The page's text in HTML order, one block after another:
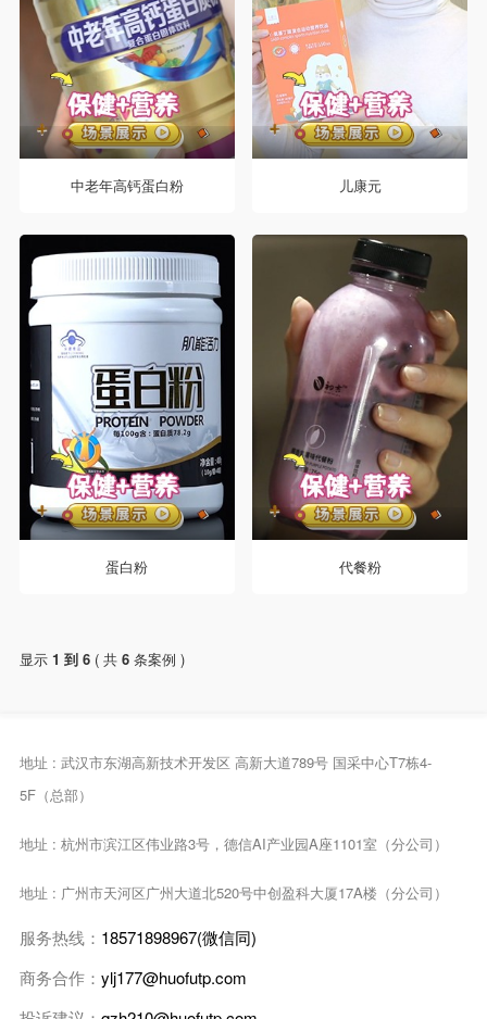
中老年高钙蛋白粉 儿康元
蛋白粉 代餐粉
显示 1 到 6( 共 6条案例 )
地址 : 武汉市东湖高新技术开发区 高新大道789号 国采中心T7栋4-
5F（总部）
地址 : 杭州市滨江区伟业路3号，德信AI产业园A座1101室（分公司）
地址 : 广州市天河区广州大道北520号中创盈科大厦17A楼（分公司）
服务热线： 18571898967(微信同)
商务合作： ylj177@huofutp.com